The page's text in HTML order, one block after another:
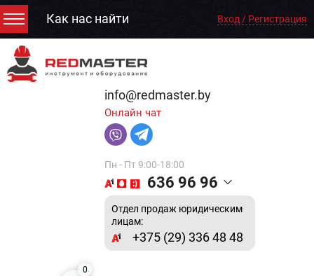
Как нас найти Вход / Регистрация
info@redmaster.by
Онлайн чат
Пн - Пт 9:00-18:00
636 96 96
Отдел продаж юридическим
лицам:
+375 (29) 336 48 48
0